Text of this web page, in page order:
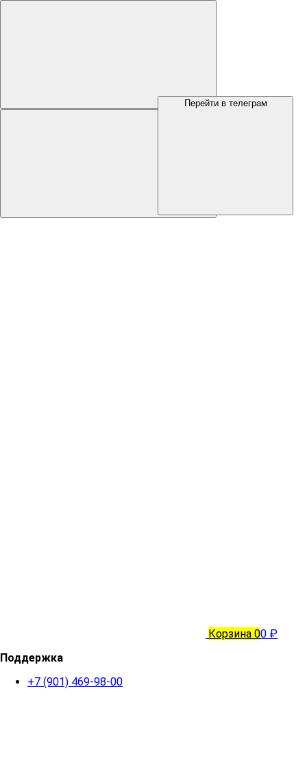
Корзина 00 ₽
Поддержка
+7 (901) 469-98-00